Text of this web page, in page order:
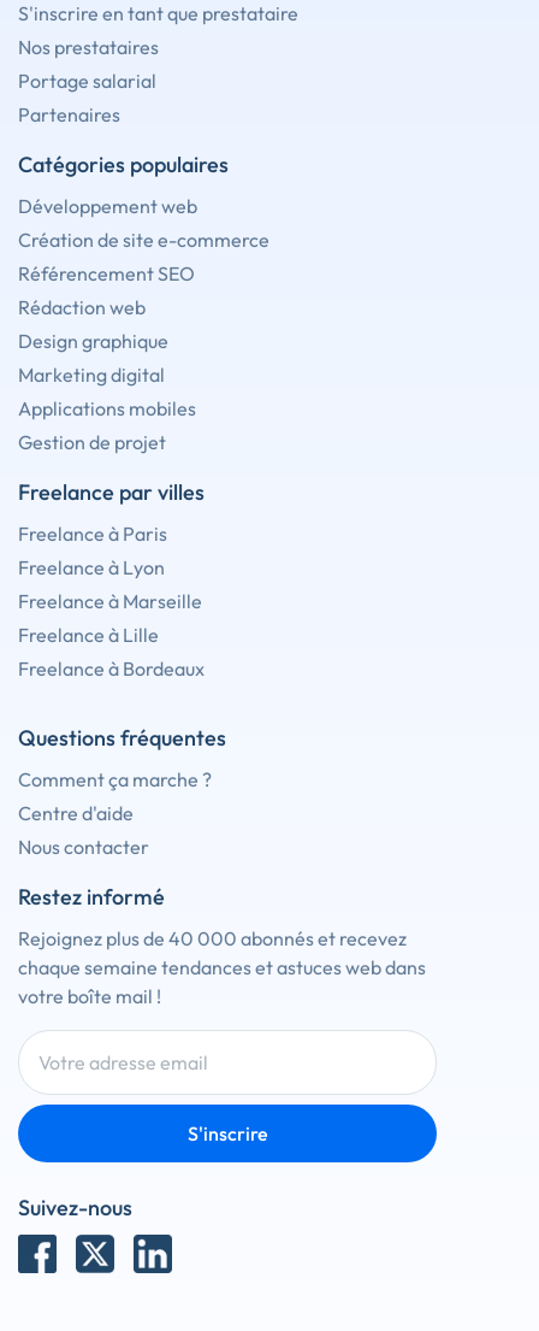
S'inscrire en tant que prestataire
Nos prestataires
Portage salarial
Partenaires
Catégories populaires
Développement web
Création de site e-commerce
Référencement SEO
Rédaction web
Design graphique
Marketing digital
Applications mobiles
Gestion de projet
Freelance par villes
Freelance à Paris
Freelance à Lyon
Freelance à Marseille
Freelance à Lille
Freelance à Bordeaux
Questions fréquentes
Comment ça marche ?
Centre d'aide
Nous contacter
Restez informé
Rejoignez plus de 40 000 abonnés et recevez
chaque semaine tendances et astuces web dans
votre boîte mail !
S'inscrire
Suivez-nous